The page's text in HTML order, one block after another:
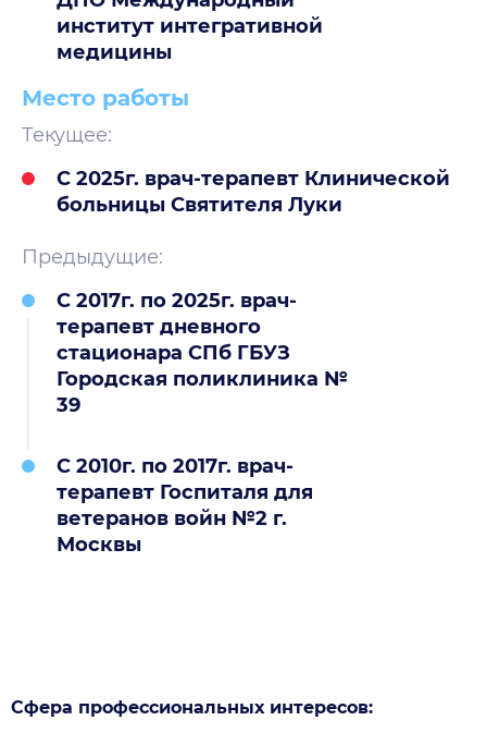
институт интегративной
медицины
Место работы
Текущее:
С 2025г. врач-терапевт Клинической
больницы Святителя Луки
Предыдущие:
С 2017г. по 2025г. врач-
терапевт дневного
стационара СПб ГБУЗ
Городская поликлиника №
39
С 2010г. по 2017г. врач-
терапевт Госпиталя для
ветеранов войн №2 г.
Москвы
Сфера профессиональных интересов: